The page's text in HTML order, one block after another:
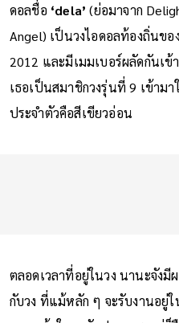
ดอลชื่อ ‘dela’(ย่อมาจาก
Angel) เป็นวงไอดอลท้องถิ่นข
2012 และมีเมมเบอร์ผลัดกันเข้
เธอเป็นสมาชิกวงรุ่นที่ 9 เข้าม
ประจำตัวคือสีเขียวอ่อน
ตลอดเวลาที่อยู่ในวง นานะจังมี
กับวง ที่แม้หลัก ๆ จะรับงานอยู่ใ